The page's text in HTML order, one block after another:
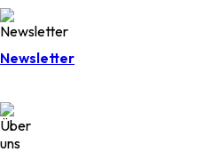
Newsletter